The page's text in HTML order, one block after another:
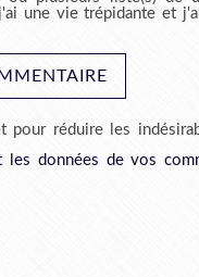
une vie trépidante et
pour réduire les
les données de vos